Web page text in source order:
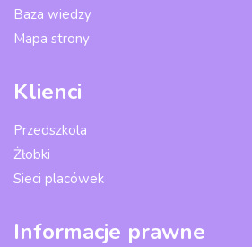
Baza wiedzy
Mapa strony
Klienci
Przedszkola
Żłobki
Sieci placówek
Informacje prawne